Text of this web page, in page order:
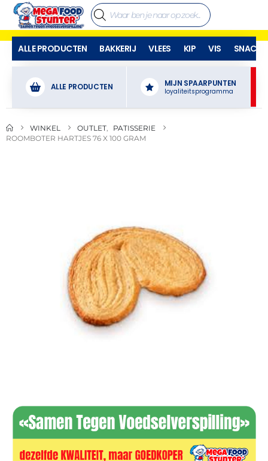
ALLE PRODUCTEN BAKKERIJ VLEES KIP VIS SNACKS
ALLE PRODUCTEN MIJN SPAARPUNTEN
loyaliteitsprogramma
WINKEL OUTLET
PATISSERIE
ROOMBOTER HARTJES 76 X 100 GRAM